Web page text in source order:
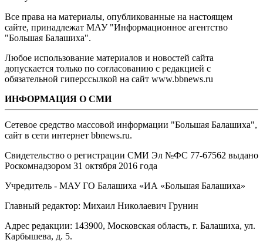
Все права на материалы, опубликованные на настоящем
сайте, принадлежат МАУ "Информационное агентство
"Большая Балашиха".
Любое использование материалов и новостей сайта
допускается только по согласованию с редакцией с
обязательной гиперссылкой на сайт www.bbnews.ru
ИНФОРМАЦИЯ О СМИ
Сетевое средство массовой информации "Большая Балашиха",
сайт в сети интернет bbnews.ru.
Свидетельство о регистрации СМИ Эл №ФС ‎77-67562 выдано
Роскомнадзором 31 октября 2016 года
Учредитель - МАУ ГО Балашиха «ИА «Большая Балашиха»
Главный редактор: Михаил Николаевич Грунин
Адрес редакции: 143900, Московская область, г. Балашиха, ул.
Карбышева, д. 5.